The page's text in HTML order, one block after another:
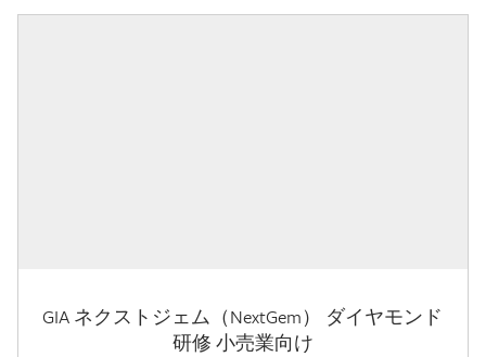
GIA ネクストジェム（NextGem） ダイヤモンド
研修 小売業向け